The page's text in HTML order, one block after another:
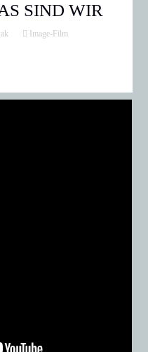
SIND WIR
Image-Film